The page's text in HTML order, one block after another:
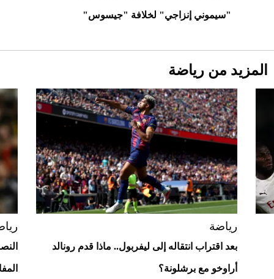
Aston Martin Valiant: على هوى الأبطال
"سيموني إنزاجي" لخلافة "جيسوس"
المزيد من رياضة
رياضة
بعد اقتراب انتقاله إلى ليفربول.. ماذا قدم رونالد
أراوخو مع برشلونة؟